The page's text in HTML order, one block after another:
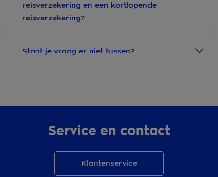
reisverzekering en een kortlopende
reisverzekering?
Staat je vraag er niet tussen?
Service en contact
Klantenservice